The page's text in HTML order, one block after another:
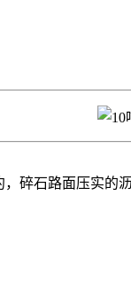
石路面压实的